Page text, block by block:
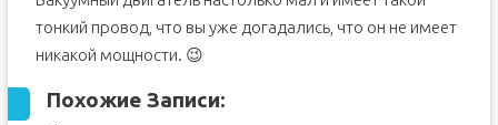
тонкий провод, что вы уже догадались, что он не имеет
никакой мощности. 😉
Похожие Записи: